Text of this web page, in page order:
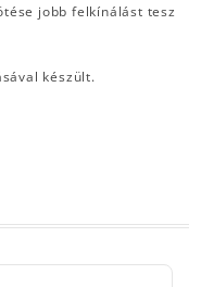
jobb felkínálást tesz
készült.